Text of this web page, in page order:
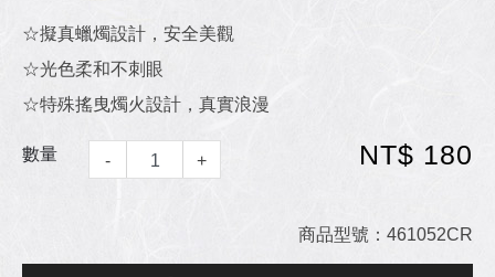
☆擬真蠟燭設計，安全美觀
☆光色柔和不刺眼
☆特殊搖曳燭火設計，真實浪漫
數量 - + NT$ 180
商品型號：461052CR